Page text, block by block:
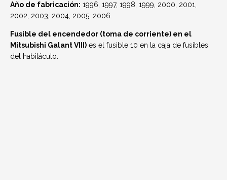
Año de fabricación: 1996, 1997, 1998, 1999, 2000, 2001,
2002, 2003, 2004, 2005, 2006.
Fusible del encendedor (toma de corriente) en el
Mitsubishi Galant VIII) es el fusible 10 en la caja de fusibles
del habitáculo.